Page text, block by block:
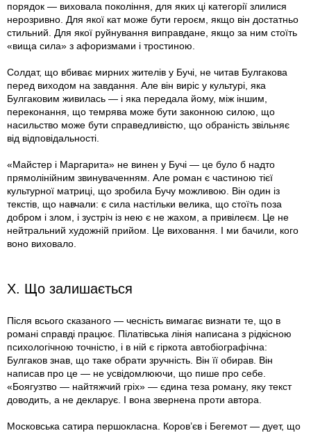
порядок — виховала покоління, для яких ці категорії злилися
нерозривно. Для якої кат може бути героєм, якщо він достатньо
стильний. Для якої руйнування виправдане, якщо за ним стоїть
«вища сила» з афоризмами і тростиною.
Солдат, що вбиває мирних жителів у Бучі, не читав Булгакова
перед виходом на завдання. Але він виріс у культурі, яка
Булгаковим живилась — і яка передала йому, між іншим,
переконання, що темрява може бути законною силою, що
насильство може бути справедливістю, що обраність звільняє
від відповідальності.
«Майстер і Маргарита» не винен у Бучі — це було б надто
прямолінійним звинуваченням. Але роман є частиною тієї
культурної матриці, що зробила Бучу можливою. Він один із
текстів, що навчали: є сила настільки велика, що стоїть поза
добром і злом, і зустріч із нею є не жахом, а привілеєм. Це не
нейтральний художній прийом. Це виховання. І ми бачили, кого
воно виховало.
X. Що залишається
Після всього сказаного — чесність вимагає визнати те, що в
романі справді працює. Пілатівська лінія написана з рідкісною
психологічною точністю, і в ній є гіркота автобіографічна:
Булгаков знав, що таке обрати зручність. Він її обирав. Він
написав про це — не усвідомлюючи, що пише про себе.
«Боягузтво — найтяжчий гріх» — єдина теза роману, яку текст
доводить, а не декларує. І вона звернена проти автора.
Московська сатира першокласна. Коров’єв і Бегемот — дует, що